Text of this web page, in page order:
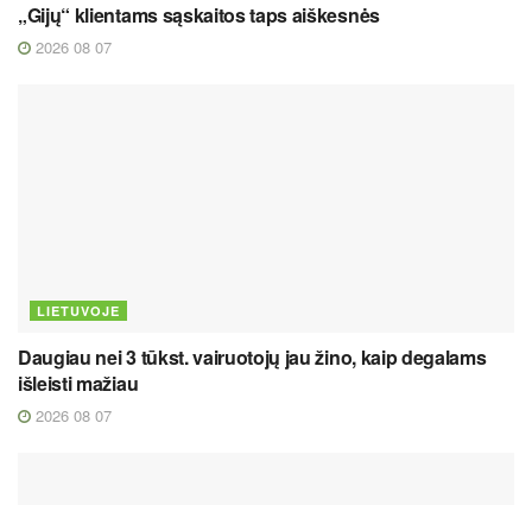
„Gijų“ klientams sąskaitos taps aiškesnės
2026 08 07
LIETUVOJE
Daugiau nei 3 tūkst. vairuotojų jau žino, kaip degalams
išleisti mažiau
2026 08 07